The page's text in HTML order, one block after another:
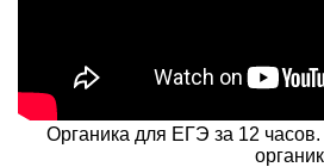
Органика для ЕГЭ за 12